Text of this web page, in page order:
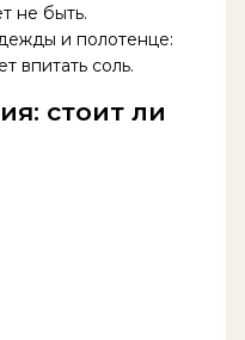
не быть.
и полотенце:
впитать соль.
стоит ли